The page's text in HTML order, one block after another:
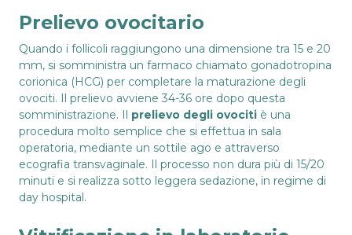
Prelievo ovocitario
Quando i follicoli raggiungono una dimensione tra 15 e 20
mm, si somministra un farmaco chiamato gonadotropina
corionica (HCG) per completare la maturazione degli
ovociti. Il prelievo avviene 34-36 ore dopo questa
somministrazione. Il prelievo degli ovociti è una
procedura molto semplice che si effettua in sala
operatoria, mediante un sottile ago e attraverso
ecografia transvaginale. Il processo non dura più di 15/20
minuti e si realizza sotto leggera sedazione, in regime di
day hospital.